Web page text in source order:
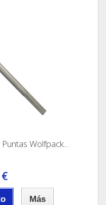
Wolfpack...
Más